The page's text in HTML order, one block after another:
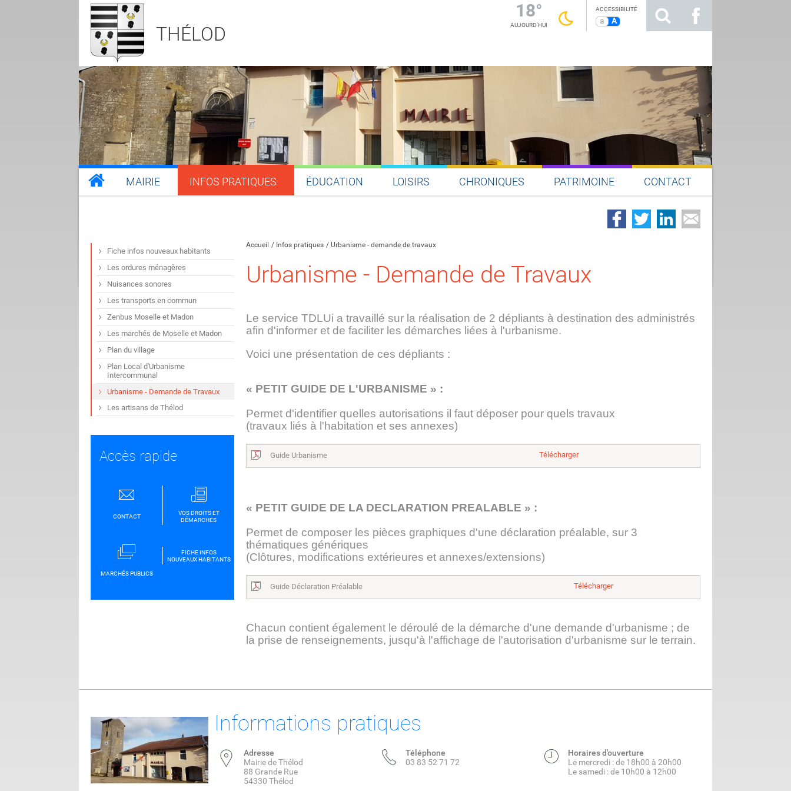
18°
AUJOURD'HUI
ACCESSIBILITÉ
a A
THÉLOD
MAIRIE INFOS PRATIQUES ÉDUCATION LOISIRS CHRONIQUES PATRIMOINE CONTACT
Accueil Infos pratiques Urbanisme - demande de travaux
Urbanisme - Demande de Travaux
Le service TDLUi a travaillé sur la réalisation de 2 dépliants à destination des administrés
afin d'informer et de faciliter les démarches liées à l'urbanisme.
Voici une présentation de ces dépliants :
« PETIT GUIDE DE L'URBANISME » :
Permet d'identifier quelles autorisations il faut déposer pour quels travaux
(travaux liés à l'habitation et ses annexes)
Guide Urbanisme Télécharger
« PETIT GUIDE DE LA DECLARATION PREALABLE » :
Permet de composer les pièces graphiques d'une déclaration préalable, sur 3
thématiques génériques
(Clôtures, modifications extérieures et annexes/extensions)
Guide Déclaration Préalable Télécharger
Chacun contient également le déroulé de la démarche d'une demande d'urbanisme ; de
la prise de renseignements, jusqu'à l'affichage de l'autorisation d'urbanisme sur le terrain.
Fiche infos nouveaux habitants
Les ordures ménagères
Nuisances sonores
Les transports en commun
Zenbus Moselle et Madon
Les marchés de Moselle et Madon
Plan du village
Plan Local d'Urbanisme
Intercommunal
Urbanisme - Demande de Travaux
Les artisans de Thélod
Accès rapide
CONTACT
VOS DROITS ET
DÉMARCHES
MARCHÉS PUBLICS
FICHE INFOS
NOUVEAUX HABITANTS
Informations pratiques
Adresse
Mairie de Thélod
88 Grande Rue
54330 Thélod
Téléphone
03 83 52 71 72
Horaires d'ouverture
Le mercredi : de 18h00 à 20h00
Le samedi : de 10h00 à 12h00